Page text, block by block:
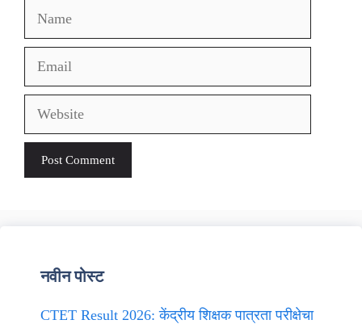
Name
Email
Website
नवीन पोस्ट
CTET Result 2026: केंद्रीय शिक्षक पात्रता परीक्षेचा